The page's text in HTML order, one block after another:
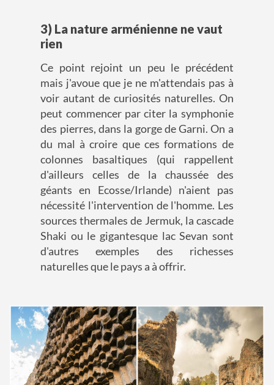
3) La nature arménienne ne vaut
rien
Ce point rejoint un peu le précédent
mais j'avoue que je ne m'attendais pas à
voir autant de curiosités naturelles. On
peut commencer par citer la symphonie
des pierres, dans la gorge de Garni. On a
du mal à croire que ces formations de
colonnes basaltiques (qui rappellent
d'ailleurs celles de la chaussée des
géants en Ecosse/Irlande) n'aient pas
nécessité l'intervention de l'homme. Les
sources thermales de Jermuk, la cascade
Shaki ou le gigantesque lac Sevan sont
d'autres exemples des richesses
naturelles que le pays a à offrir.